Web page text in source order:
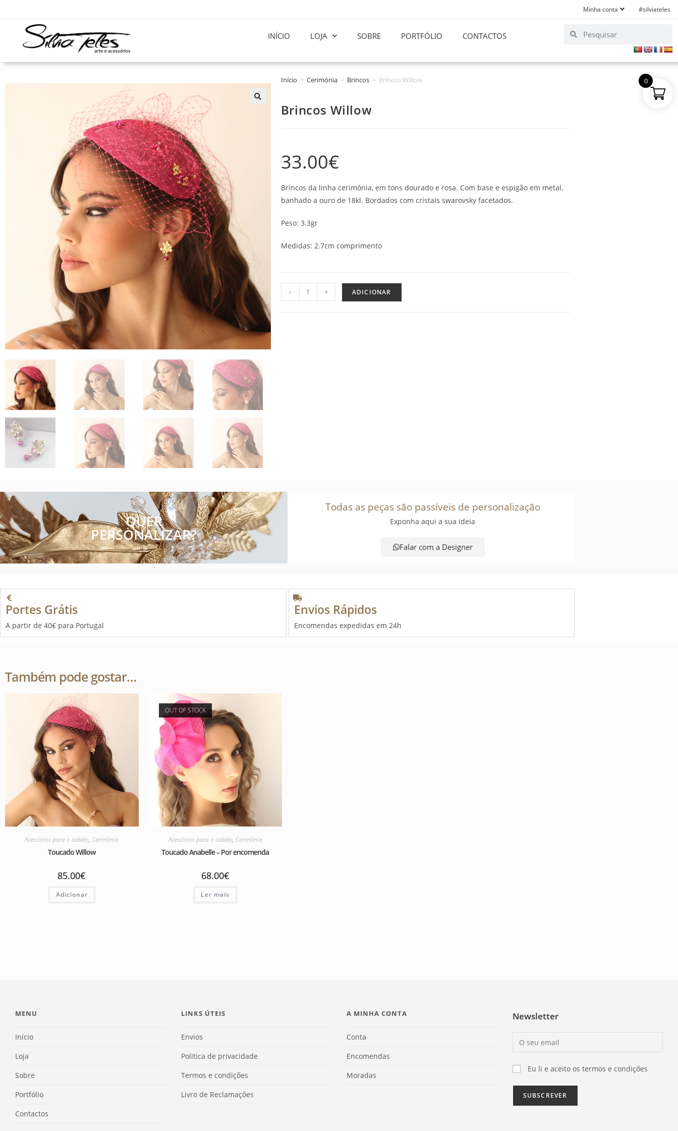
Minha conta #silviateles
INÍCIO LOJA SOBRE PORTFÓLIO CONTACTOS
Início > Cerimónia > Brincos > Brincos Willow
Brincos Willow
33.00€
Brincos da linha cerimónia, em tons dourado e rosa. Com base e espigão em metal,
banhado a ouro de 18kl. Bordados com cristais swarovsky facetados.
Peso: 3.3gr
Medidas: 2.7cm comprimento
- + ADICIONAR
QUER
PERSONALIZAR?
Todas as peças são passíveis de personalização
Exponha aqui a sua ideia
Falar com a Designer
Portes Grátis
A partir de 40€ para Portugal
Envios Rápidos
Encomendas expedidas em 24h
Também pode gostar…
Acessórios para o cabelo, Cerimónia
Toucado Willow
85.00€
Adicionar
OUT OF STOCK
Acessórios para o cabelo, Cerimónia
Toucado Anabelle – Por encomenda
68.00€
Ler mais
MENU
Início
Loja
Sobre
Portfólio
Contactos
LINKS ÚTEIS
Envios
Politica de privacidade
Termos e condições
Livro de Reclamações
A MINHA CONTA
Conta
Encomendas
Moradas
Newsletter
Eu li e aceito os termos e condições
0